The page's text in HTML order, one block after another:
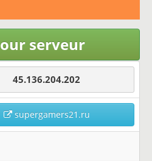
serveur
45.136.204.202
supergamers21.ru